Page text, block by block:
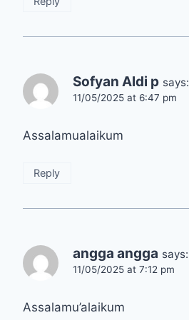
Sofyan Aldi p says:
11/05/2025 at 6:47 pm
Assalamualaikum
Reply
angga angga says:
11/05/2025 at 7:12 pm
Assalamu’alaikum